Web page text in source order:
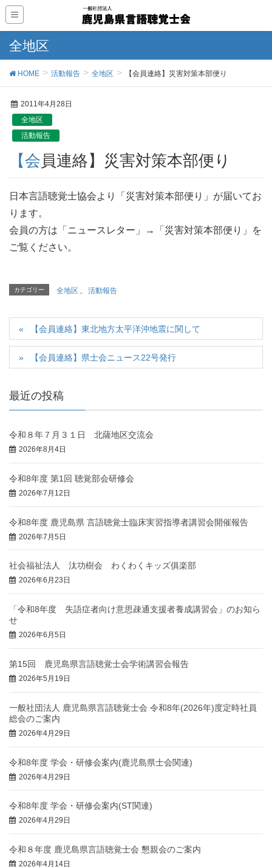
全地区
HOME 活動報告 全地区 【会員連絡】災害対策本部便り
2011年4月28日
全地区
活動報告
【会員連絡】災害対策本部便り
日本言語聴覚士協会より「災害対策本部便り」が届いてお
ります。
会員の方は「ニュースレター」→「災害対策本部便り」を
ご覧ください。
カテゴリー 全地区 、 活動報告
【会員連絡】東北地方太平洋沖地震に関して
【会員連絡】県士会ニュース22号発行
最近の投稿
令和８年７月３１日 北薩地区交流会
2026年8月4日
令和8年度 第1回 聴覚部会研修会
2026年7月12日
令和8年度 鹿児島県 言語聴覚士臨床実習指導者講習会開催報告
2026年7月5日
社会福祉法人 汰功樹会 わくわくキッズ俱楽部
2026年6月23日
「令和8年度 失語症者向け意思疎通支援者養成講習会」のお知ら
せ
2026年6月5日
第15回 鹿児島県言語聴覚士会学術講習会報告
2026年5月19日
一般社団法人 鹿児島県言語聴覚士会 令和8年(2026年)度定時社員
総会のご案内
2026年4月29日
令和8年度 学会・研修会案内(鹿児島県士会関連)
2026年4月29日
令和8年度 学会・研修会案内(ST関連)
2026年4月29日
令和８年度 鹿児島県言語聴覚士会 懇親会のご案内
2026年4月14日